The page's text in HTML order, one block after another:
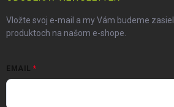
Vložte svoj e-mail a my Vám budeme
produktoch na našom e-shope.
EMAIL